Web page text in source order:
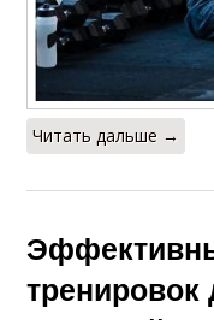
Читать дальше →